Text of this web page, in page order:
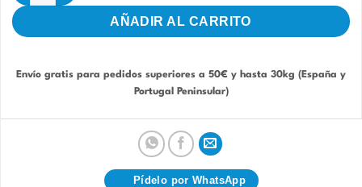
AÑADIR AL CARRITO
Envío gratis para pedidos superiores a 50€ y hasta 30kg (España y
Portugal Peninsular)
Pídelo por WhatsApp